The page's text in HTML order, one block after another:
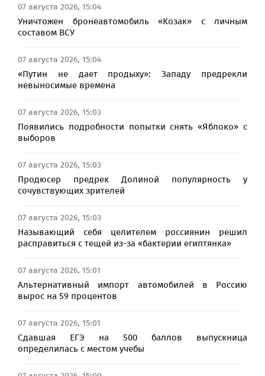
07 августа 2026, 15:04
Уничтожен бронеавтомобиль «Козак» с личным
составом ВСУ
07 августа 2026, 15:04
«Путин не дает продыху»: Западу предрекли
невыносимые времена
07 августа 2026, 15:03
Появились подробности попытки снять «Яблоко» с
выборов
07 августа 2026, 15:03
Продюсер предрек Долиной популярность у
сочувствующих зрителей
07 августа 2026, 15:03
Называющий себя целителем россиянин решил
расправиться с тещей из-за «бактерии египтянка»
07 августа 2026, 15:01
Альтернативный импорт автомобилей в Россию
вырос на 59 процентов
07 августа 2026, 15:01
Сдавшая ЕГЭ на 500 баллов выпускница
определилась с местом учебы